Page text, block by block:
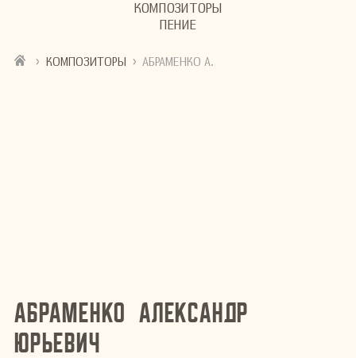
КОМПОЗИТОРЫ
ПЕНИЕ
› КОМПОЗИТОРЫ › АБРАМЕНКО А.
Абраменко Александр
Юрьевич